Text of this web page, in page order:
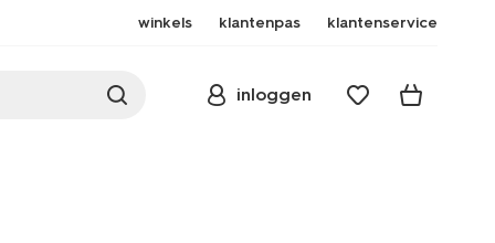
winkels klantenpas klantenservice
inloggen